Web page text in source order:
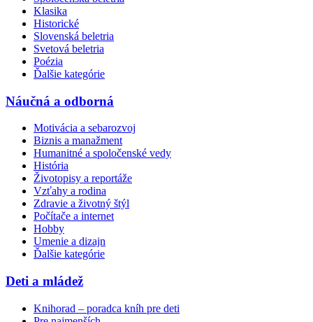
Klasika
Historické
Slovenská beletria
Svetová beletria
Poézia
Ďalšie kategórie
Náučná a odborná
Motivácia a sebarozvoj
Biznis a manažment
Humanitné a spoločenské vedy
História
Životopisy a reportáže
Vzťahy a rodina
Zdravie a životný štýl
Počítače a internet
Hobby
Umenie a dizajn
Ďalšie kategórie
Deti a mládež
Knihorad – poradca kníh pre deti